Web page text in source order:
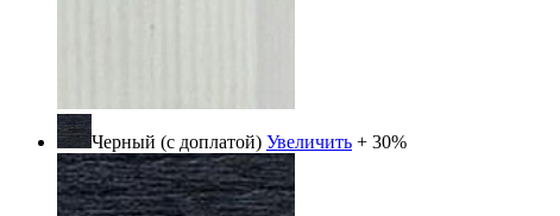
Черный (с доплатой) Увеличить + 30%